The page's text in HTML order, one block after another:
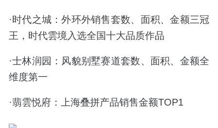
·时代之城：外环外销售套数、面积、金额三冠
王，时代雲境入选全国十大品质作品
·士林润园：风貌别墅赛道套数、面积、金额全
维度第一
·翡雲悦府：上海叠拼产品销售金额TOP1